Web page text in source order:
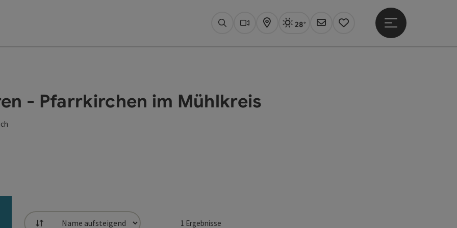
SuchenWebcams
KarteAktuelles Wetter Linz, sonnig
28°
Newsletter
Merkzettel
Hauptmenü öffnen
- Pfarrkirchen im Mühlkreis
1 Ergebnisse